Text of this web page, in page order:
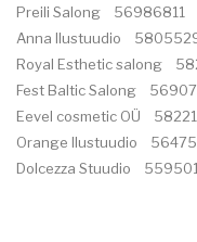
Preili Salong 56986811
Anna Ilustuudio
Royal Esthetic salong
Fest Baltic Salong
Eevel cosmetic OÜ
Orange Ilustuudio
Dolcezza Stuudio